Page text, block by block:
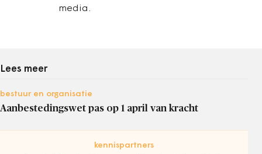
media.
Lees meer
bestuur en organisatie
Aanbestedingswet pas op 1 april van kracht
kennispartners